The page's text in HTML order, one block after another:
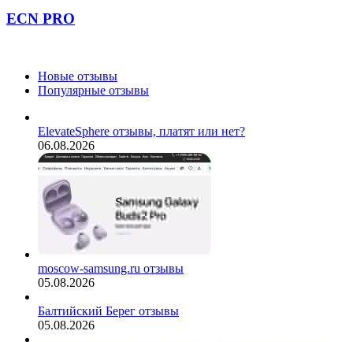
ECN PRO
Новые отзывы
Популярные отзывы
ElevateSphere отзывы, платят или нет?
06.08.2026
moscow-samsung.ru отзывы
05.08.2026
Балтийский Берег отзывы
05.08.2026